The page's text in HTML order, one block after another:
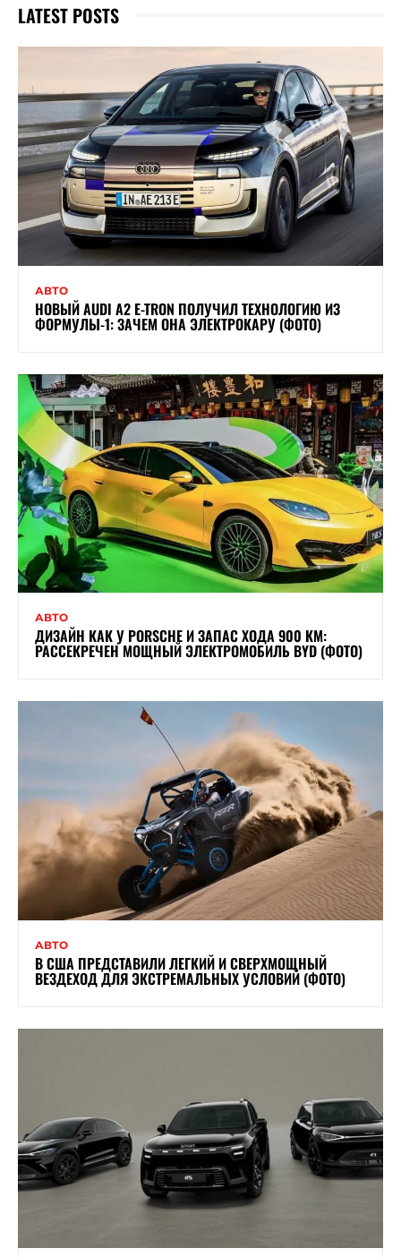
LATEST POSTS
АВТО
НОВЫЙ AUDI A2 E-TRON ПОЛУЧИЛ ТЕХНОЛОГИЮ ИЗ
ФОРМУЛЫ-1: ЗАЧЕМ ОНА ЭЛЕКТРОКАРУ (ФОТО)
АВТО
ДИЗАЙН КАК У PORSCHE И ЗАПАС ХОДА 900 КМ:
РАССЕКРЕЧЕН МОЩНЫЙ ЭЛЕКТРОМОБИЛЬ BYD (ФОТО)
АВТО
В США ПРЕДСТАВИЛИ ЛЕГКИЙ И СВЕРХМОЩНЫЙ
ВЕЗДЕХОД ДЛЯ ЭКСТРЕМАЛЬНЫХ УСЛОВИЙ (ФОТО)